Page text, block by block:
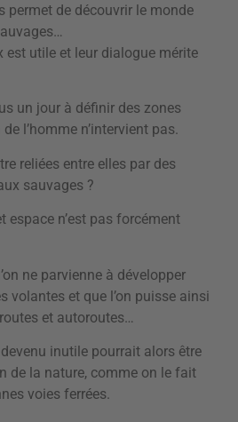
permet de découvrir le monde
est utile et leur dialogue mérite
un jour à définir des zones
l’homme n’intervient pas.
reliées entre elles par des
sauvages ?
espace n’est pas forcément
ne parvienne à développer
volantes et que l’on puisse ainsi
et autoroutes…
inutile pourrait alors être
de la nature, comme on le fait
voies ferrées.